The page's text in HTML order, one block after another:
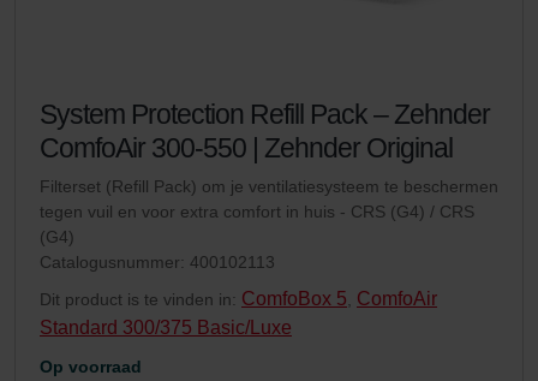
System Protection Refill Pack – Zehnder
ComfoAir 300-550 | Zehnder Original
Filterset (Refill Pack) om je ventilatiesysteem te beschermen
tegen vuil en voor extra comfort in huis - CRS (G4) / CRS
(G4)
Catalogusnummer: 400102113
Dit product is te vinden in: ComfoBox 5 ComfoAir
Standard 300/375 Basic/Luxe
Op voorraad